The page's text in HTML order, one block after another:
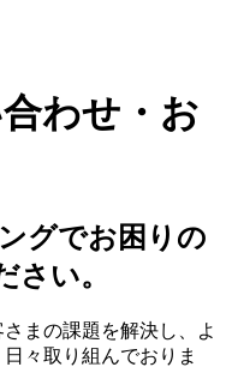
わせ・お
グでお困りの
さい。
まの課題を解決し、よ
々取り組んでおりま